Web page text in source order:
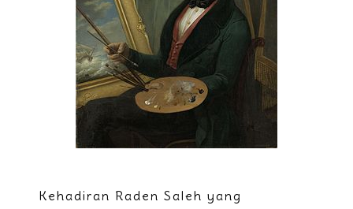
Kehadiran Raden Saleh yang